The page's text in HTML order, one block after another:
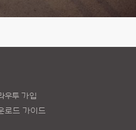
우투 가입
로드 가이드